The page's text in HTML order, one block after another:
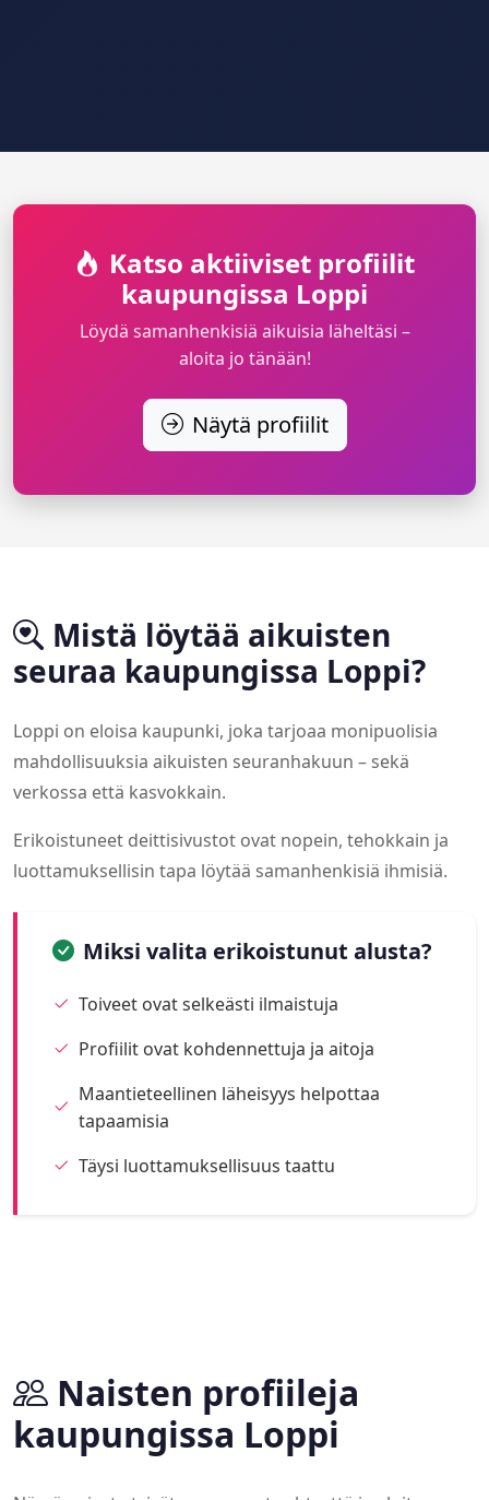
Katso aktiiviset profiilit
kaupungissa Loppi
Löydä samanhenkisiä aikuisia läheltäsi –
aloita jo tänään!
Näytä profiilit
Mistä löytää aikuisten
seuraa kaupungissa Loppi?
Loppi on eloisa kaupunki, joka tarjoaa monipuolisia
mahdollisuuksia aikuisten seuranhakuun – sekä
verkossa että kasvokkain.
Erikoistuneet deittisivustot ovat nopein, tehokkain ja
luottamuksellisin tapa löytää samanhenkisiä ihmisiä.
Miksi valita erikoistunut alusta?
Toiveet ovat selkeästi ilmaistuja
Profiilit ovat kohdennettuja ja aitoja
Maantieteellinen läheisyys helpottaa
tapaamisia
Täysi luottamuksellisuus taattu
Naisten profiileja
kaupungissa Loppi